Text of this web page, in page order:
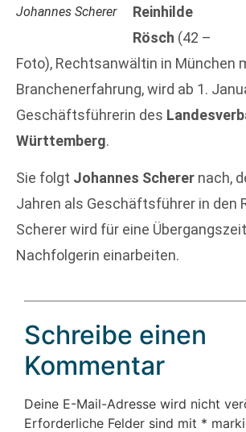
Johannes Scherer
Reinhilde
Rösch (42 –
Foto), Rechtsanwältin in München
Branchenerfahrung, wird ab 1.
Geschäftsführerin des
Württemberg.
Sie folgt Johannes Scherer nach,
Jahren als Geschäftsführer in den
Scherer wird für eine
Nachfolgerin einarbeiten.
Schreibe einen
Kommentar
Deine E-Mail-Adresse wird nicht
Erforderliche Felder sind mit *